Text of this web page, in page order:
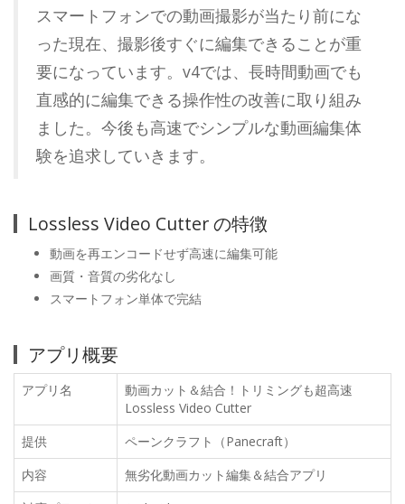
スマートフォンでの動画撮影が当たり前にな
った現在、撮影後すぐに編集できることが重
要になっています。v4では、長時間動画でも
直感的に編集できる操作性の改善に取り組み
ました。今後も高速でシンプルな動画編集体
験を追求していきます。
Lossless Video Cutter の特徴
動画を再エンコードせず高速に編集可能
画質・音質の劣化なし
スマートフォン単体で完結
アプリ概要
アプリ名
動画カット＆結合！トリミングも超高速
Lossless Video Cutter
提供
ペーンクラフト（Panecraft）
内容
無劣化動画カット編集＆結合アプリ